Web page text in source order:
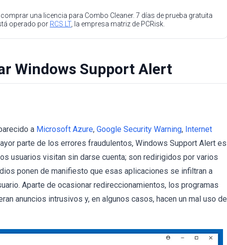
una licencia para Combo Cleaner. 7 días de prueba gratuita
operado por RCS LT, la empresa matriz de PCRisk.
Windows Support Alert
a Microsoft Azure, Google Security Warning, Internet
parte de los errores fraudulentos, Windows Support Alert es
usuarios visitan sin darse cuenta; son redirigidos por varios
ponen de manifiesto que esas aplicaciones se infiltran a
Aparte de ocasionar redireccionamientos, los programas
anuncios intrusivos y, en algunos casos, hacen un mal uso de